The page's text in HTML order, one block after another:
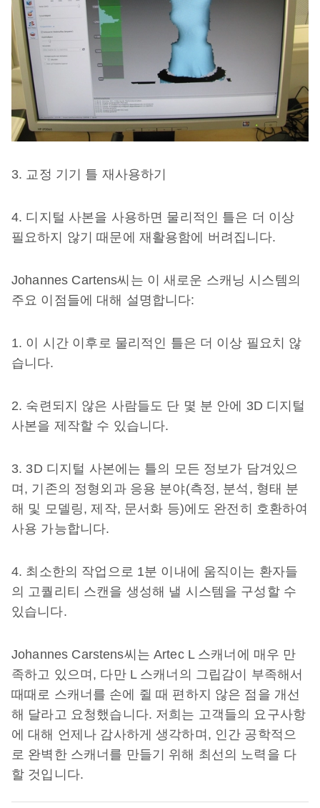
3. 교정 기기 틀 재사용하기
4. 디지털 사본을 사용하면 물리적인 틀은 더 이상
필요하지 않기 때문에 재활용함에 버려집니다.
Johannes Cartens씨는 이 새로운 스캐닝 시스템의
주요 이점들에 대해 설명합니다:
1. 이 시간 이후로 물리적인 틀은 더 이상 필요치 않
습니다.
2. 숙련되지 않은 사람들도 단 몇 분 안에 3D 디지털
사본을 제작할 수 있습니다.
3. 3D 디지털 사본에는 틀의 모든 정보가 담겨있으
며, 기존의 정형외과 응용 분야(측정, 분석, 형태 분
해 및 모델링, 제작, 문서화 등)에도 완전히 호환하여
사용 가능합니다.
4. 최소한의 작업으로 1분 이내에 움직이는 환자들
의 고퀄리티 스캔을 생성해 낼 시스템을 구성할 수
있습니다.
Johannes Carstens씨는 Artec L 스캐너에 매우 만
족하고 있으며, 다만 L 스캐너의 그립감이 부족해서
때때로 스캐너를 손에 쥘 때 편하지 않은 점을 개선
해 달라고 요청했습니다. 저희는 고객들의 요구사항
에 대해 언제나 감사하게 생각하며, 인간 공학적으
로 완벽한 스캐너를 만들기 위해 최선의 노력을 다
할 것입니다.